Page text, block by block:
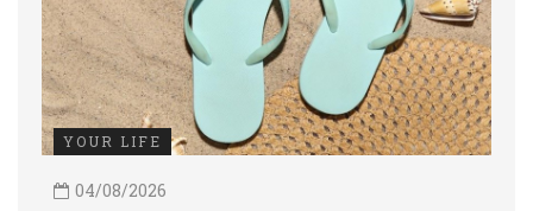
YOUR LIFE
04/08/2026